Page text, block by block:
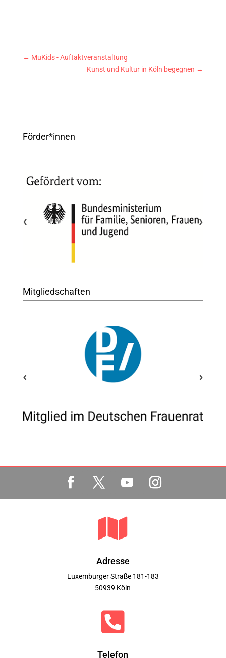
← MuKids - Auftaktveranstaltung
Kunst und Kultur in Köln begegnen →
Förder*innen
‹ ›
Mitgliedschaften
‹ ›

Adresse
Luxemburger Straße 181-183
50939 Köln

Telefon